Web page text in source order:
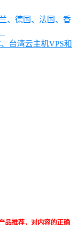
、德国、法国、香
台湾云主机VPS和
品推荐，对内容的正确